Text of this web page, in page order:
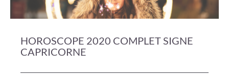
HOROSCOPE 2020 COMPLET SIGNE
CAPRICORNE